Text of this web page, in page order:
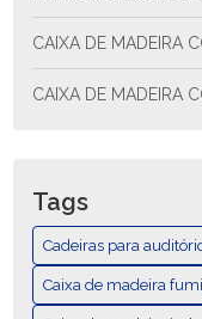
CAIXA DE MADEIRA
CAIXA DE MADEIRA COM DIVISÓRIAS: ORGANIZE SEU
PARA ORGANIZAR
CAIXA DE MADEIRA EXPORTAÇÃO: COMO ESCOLHER E AS
MELHORES PRÁTICAS
CAIXA DE MADEIRA
Tags
Cadeiras para
Caixa de madeira